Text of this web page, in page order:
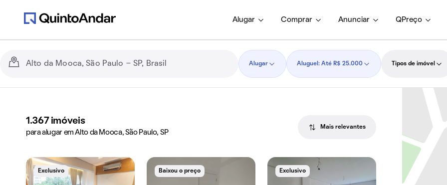
Alugar Comprar Anunciar QPreço
Alugar Aluguel: Até R$ 25.000 Tipos de imóvel
1.367 imóveis
para alugar em Alto da Mooca, São Paulo, SP
Mais relevantes
Exclusivo Baixou o preço Exclusivo